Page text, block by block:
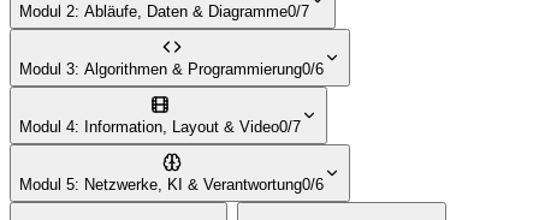
Modul 2: Abläufe, Daten & Diagramme0/7
Modul 3: Algorithmen & Programmierung0/6
Modul 4: Information, Layout & Video0/7
Modul 5: Netzwerke, KI & Verantwortung0/6